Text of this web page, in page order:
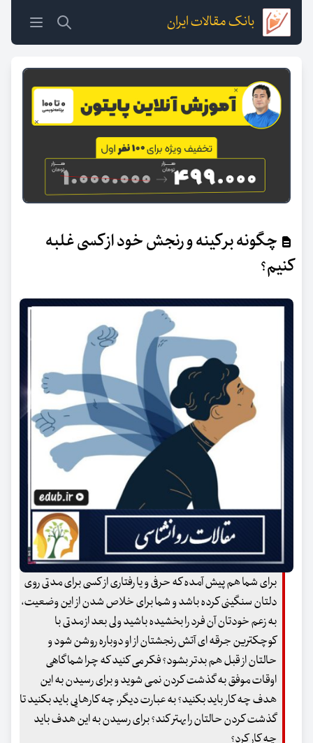
بانک مقالات ایران
چگونه بر کینه و رنجش خود از کسی غلبه
کنیم؟
برای شما هم پیش آمده که حرفی و یا رفتاری از کسی برای مدتی روی
دلتان سنگینی کرده باشد و شما برای خلاص شدن از این وضعیت،
به زعم خودتان آن فرد را بخشیده باشید ولی بعد از مدتی با
کوچکترین جرقه ای آتش رنجشتان از او دوباره روشن شود و
حالتان از قبل هم بدتر بشود؟ فکر می کنید که چرا شما گاهی
اوقات موفق به گذشت کردن نمی شوید و برای رسیدن به این
هدف چه کار باید بکنید؟ به عبارت دیگر، چه کارهایی باید بکنید تا
گذشت کردن حالتان را بهتر کند؟ برای رسیدن به این هدف باید
چه کار کرد؟